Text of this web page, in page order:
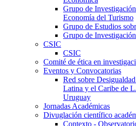
Grupo de
Economía del Turismo
Grupo de Estudios
Grupo de
CSIC
CSIC
Comité de ética en
Eventos y Convocatorias
Red sobre
Latina y el Caribe de
Uruguay
Jornadas Académicas
Divuglación científico
Contexto -